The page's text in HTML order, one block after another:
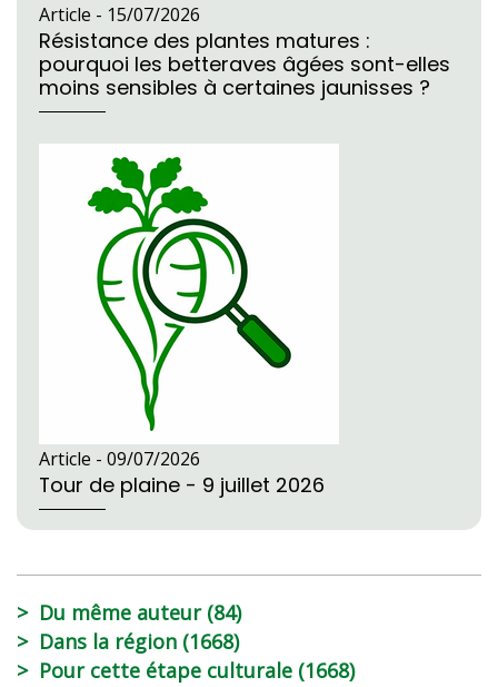
Article - 15/07/2026
Résistance des plantes matures :
pourquoi les betteraves âgées sont-elles
moins sensibles à certaines jaunisses ?
Article - 09/07/2026
Tour de plaine - 9 juillet 2026
Du même auteur (84)
Dans la région (1668)
Pour cette étape culturale (1668)